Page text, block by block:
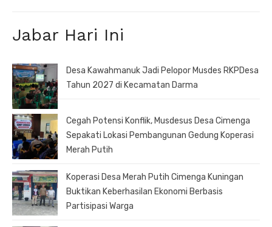
Jabar Hari Ini
Desa Kawahmanuk Jadi Pelopor Musdes RKPDesa
Tahun 2027 di Kecamatan Darma
Cegah Potensi Konflik, Musdesus Desa Cimenga
Sepakati Lokasi Pembangunan Gedung Koperasi
Merah Putih
Koperasi Desa Merah Putih Cimenga Kuningan
Buktikan Keberhasilan Ekonomi Berbasis
Partisipasi Warga